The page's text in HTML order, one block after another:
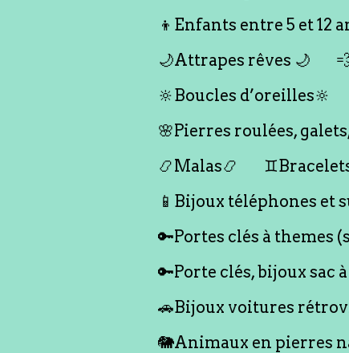
👦Enfants entre 5 et 12
🌙Attrapes rêves 🌙
🔆Boucles d’oreilles🔆
🌸Pierres roulées,
📿Malas📿
📱Bijoux téléphones et
🔑Portes clés à
🔑Porte clés, bijoux sac
🚗Bijoux voitures
🐘Animaux en pierres